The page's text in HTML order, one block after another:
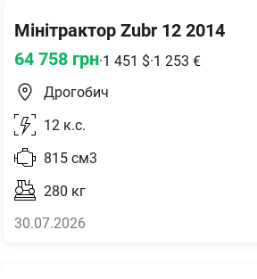
Мінітрактор Zubr 12 2014
64 758 грн·1 451 $·1 253 €
Дрогобич
12 к.с.
815 см3
280 кг
30.07.2026